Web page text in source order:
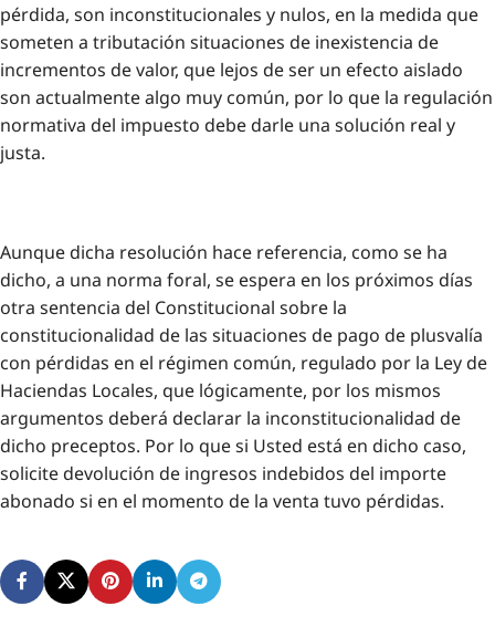
pérdida, son inconstitucionales y nulos, en la medida que
someten a tributación situaciones de inexistencia de
incrementos de valor, que lejos de ser un efecto aislado
son actualmente algo muy común, por lo que la regulación
normativa del impuesto debe darle una solución real y
justa.
Aunque dicha resolución hace referencia, como se ha
dicho, a una norma foral, se espera en los próximos días
otra sentencia del Constitucional sobre la
constitucionalidad de las situaciones de pago de plusvalía
con pérdidas en el régimen común, regulado por la Ley de
Haciendas Locales, que lógicamente, por los mismos
argumentos deberá declarar la inconstitucionalidad de
dicho preceptos. Por lo que si Usted está en dicho caso,
solicite devolución de ingresos indebidos del importe
abonado si en el momento de la venta tuvo pérdidas.